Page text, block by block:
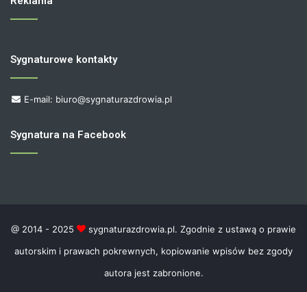
Sygnaturowe kontakty
E-mail: biuro@sygnaturazdrowia.pl
Sygnatura na Facebook
@ 2014 - 2025
sygnaturazdrowia.pl. Zgodnie z ustawą o prawie
autorskim i prawach pokrewnych, kopiowanie wpisów bez zgody
autora jest zabronione.